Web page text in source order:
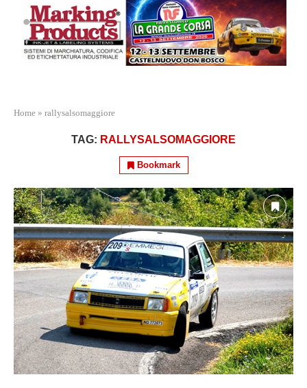
Home » rallysalsomaggiore
TAG: RALLYSALSOMAGGIORE
Bookmark